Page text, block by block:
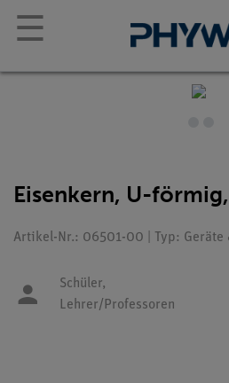
☰
Eisenkern, U-
Artikel-Nr.: 06501-00 | Typ: Geräte
Schüler,
Lehrer/Professoren